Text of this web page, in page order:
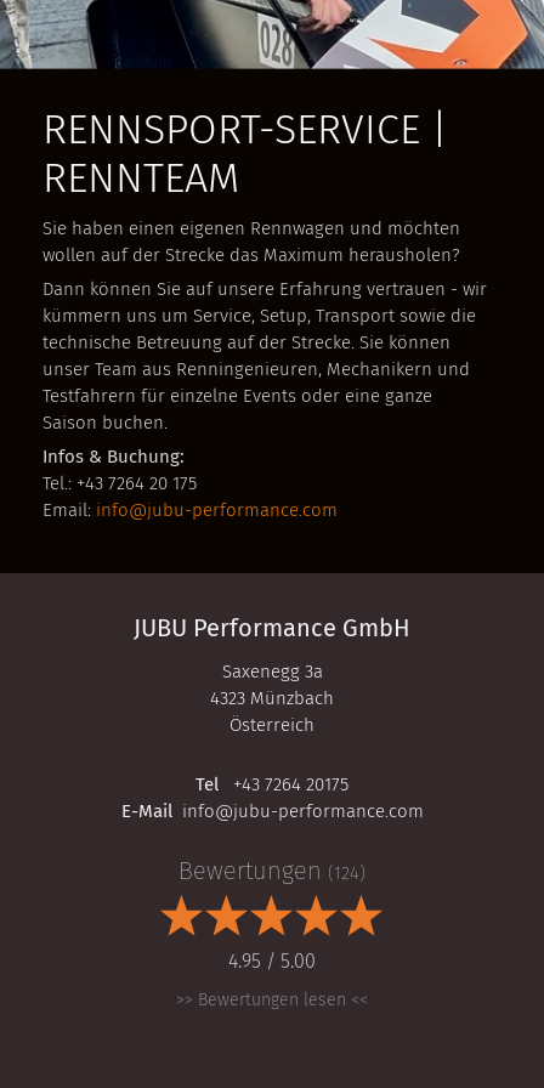
RENNSPORT-SERVICE |
RENNTEAM
Sie haben einen eigenen Rennwagen und möchten
wollen auf der Strecke das Maximum herausholen?
Dann können Sie auf unsere Erfahrung vertrauen - wir
kümmern uns um Service, Setup, Transport sowie die
technische Betreuung auf der Strecke. Sie können
unser Team aus Renningenieuren, Mechanikern und
Testfahrern für einzelne Events oder eine ganze
Saison buchen.
Infos & Buchung:
Tel.: +43 7264 20 175
Email: info@jubu-performance.com
JUBU Performance GmbH
Saxenegg 3a
4323 Münzbach
Österreich
Tel
+43 7264 20175
E-Mail info@jubu-performance.com
Bewertungen (124)
4.95 / 5.00
>> Bewertungen lesen <<